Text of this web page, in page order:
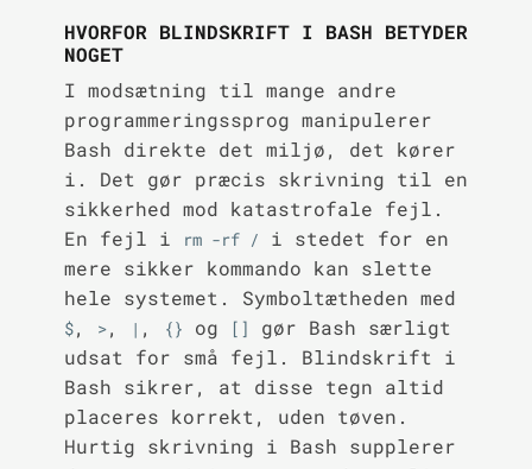
HVORFOR BLINDSKRIFT I BASH BETYDER
NOGET
I modsætning til mange andre
programmeringssprog manipulerer
Bash direkte det miljø, det kører
i. Det gør præcis skrivning til en
sikkerhed mod katastrofale fejl.
En fejl i
rm -rf / i stedet for en
mere sikker kommando kan slette
hele systemet. Symboltætheden med
$, >, | , {} og []
gør Bash særligt
udsat for små fejl. Blindskrift i
Bash sikrer, at disse tegn altid
placeres korrekt, uden tøven.
Hurtig skrivning i Bash supplerer